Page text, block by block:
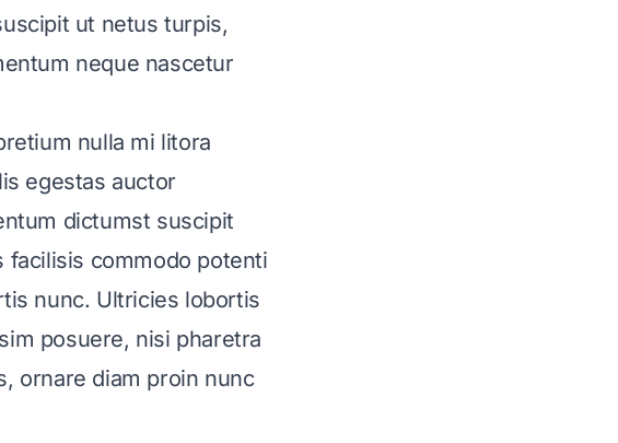
ut netus turpis,
neque nascetur
nulla mi litora
egestas auctor
dictumst suscipit
facilisis commodo potenti
nunc. Ultricies lobortis
posuere, nisi pharetra
ornare diam proin nunc